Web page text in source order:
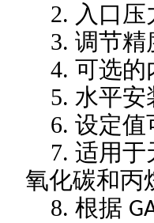
2. 入口压
3. 调节精
4. 可选
5. 水平
6. 设定
7. 适用
氧化碳和丙
8. 根据